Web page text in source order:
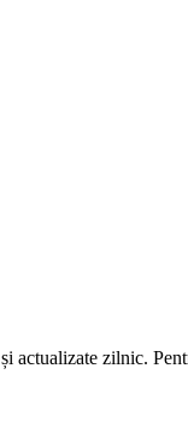
și actualizate zilnic.